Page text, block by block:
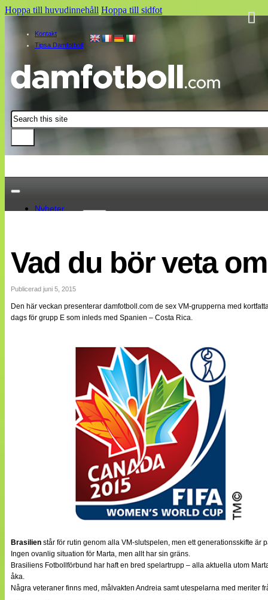
Hoppa till huvudinnehåll Hoppa till sidfot
Kontakt
Tipsa Damfotboll
Sök
Nyheter
Landslaget
EM 2013
Internationellt
Bildreportage
Bloggar
Lagen
Annonsera
Statistik
Tipsa Damfotboll
Vad du bör veta
Publicerad juni 5, 2015
Den här veckan presenterar damfotboll.com de sex VM-grupperna med
dags för grupp E som inleds med Spanien – Costa Rica.
Brasilien står för rutin genom alla VM-slutspelen, men ett generationsskifte är
Ingen ovanlig situation för Marta, men allt har sin gräns.
Brasiliens Fotbollförbund har haft en bred spelartrupp – alla aktuella utom
åka.
Några veteraner finns med, målvakten Andreia samt utespelarna med